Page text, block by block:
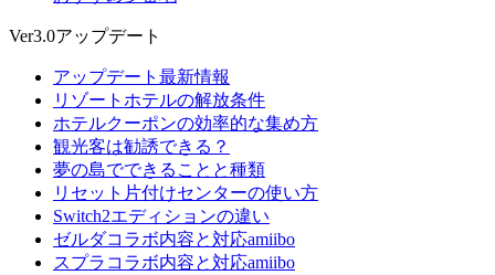
Ver3.0アップデート
アップデート最新情報
リゾートホテルの解放条件
ホテルクーポンの効率的な集め方
観光客は勧誘できる？
夢の島でできることと種類
リセット片付けセンターの使い方
Switch2エディションの違い
ゼルダコラボ内容と対応amiibo
スプラコラボ内容と対応amiibo